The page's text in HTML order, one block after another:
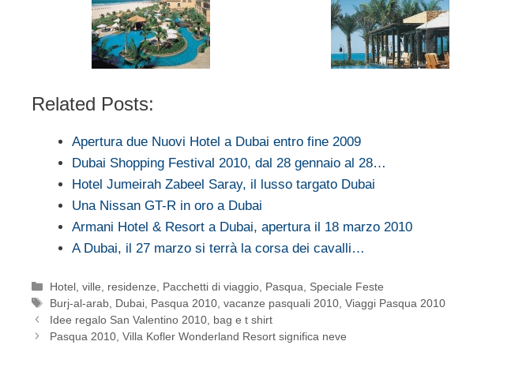
Related Posts:
Apertura due Nuovi Hotel a Dubai entro fine 2009
Dubai Shopping Festival 2010, dal 28 gennaio al 28…
Hotel Jumeirah Zabeel Saray, il lusso targato Dubai
Una Nissan GT-R in oro a Dubai
Armani Hotel & Resort a Dubai, apertura il 18 marzo 2010
A Dubai, il 27 marzo si terrà la corsa dei cavalli…
Categorie
Hotel, ville, residenze Pacchetti di viaggio Pasqua
Speciale Feste
Tag
Burj-al-arab Dubai Pasqua 2010 ,vacanze pasquali 2010 ,Viaggi Pasqua 2010
Idee regalo San Valentino 2010, bag e t shirt
Pasqua 2010, Villa Kofler Wonderland Resort significa neve